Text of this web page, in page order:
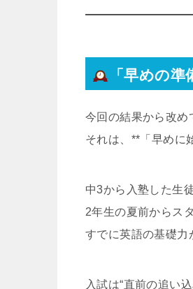
「早めの
今回の結果から改め
それは、**「早めに
中3から入塾した生
2年生の夏前からス
すでに英語の基礎力
入試は“直前の追い